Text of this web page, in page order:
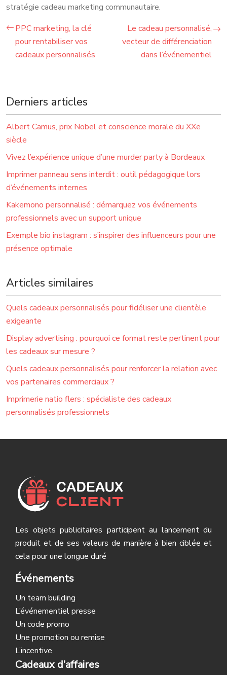
stratégie cadeau marketing communautaire.
PPC marketing, la clé
pour rentabiliser vos
cadeaux personnalisés
Le cadeau personnalisé,
vecteur de différenciation
dans l’événementiel
Derniers articles
Albert Camus, prix Nobel et conscience morale du XXe
siècle
Vivez l’expérience unique d’une murder party à Bordeaux
Imprimer panneau sens interdit : outil pédagogique lors
d’événements internes
Kakemono personnalisé : démarquez vos événements
professionnels avec un support unique
Exemple bio instagram : s’inspirer des influenceurs pour une
présence optimale
Articles similaires
Quels cadeaux personnalisés pour fidéliser une clientèle
exigeante
Display advertising : pourquoi ce format reste pertinent pour
les cadeaux sur mesure ?
Quels cadeaux personnalisés pour renforcer la relation avec
vos partenaires commerciaux ?
Imprimerie natio flers : spécialiste des cadeaux
personnalisés professionnels
Les objets publicitaires participent au lancement du
produit et de ses valeurs de manière à bien ciblée et
cela pour une longue duré
Événements
Un team building
L’événementiel presse
Un code promo
Une promotion ou remise
L’incentive
Cadeaux d’affaires